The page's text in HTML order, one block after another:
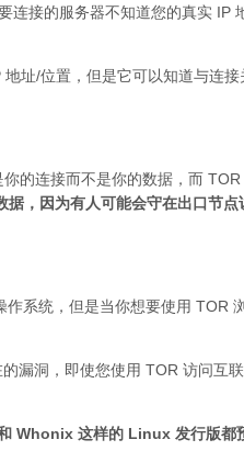
连接的服务器不知道您的真实 IP
址/位置，但是它可以知道与连
的连接而不是你的数据，而
，因为有人可能会守在出口节
系统，但是当你想要使用 TOR
漏洞，即使您使用 TOR 访问互
Whonix 这样的 Linux 发行版都